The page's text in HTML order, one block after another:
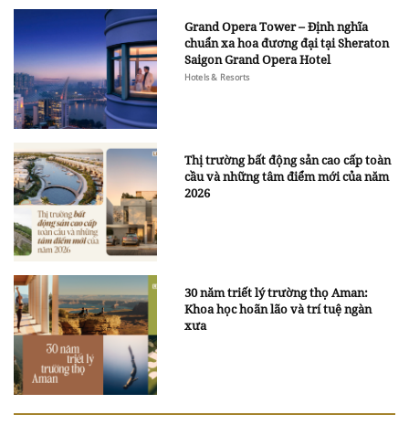
Grand Opera Tower – Định nghĩa
chuẩn xa hoa đương đại tại Sheraton
Saigon Grand Opera Hotel
Hotels & Resorts
Thị trường bất động sản cao cấp toàn
cầu và những tâm điểm mới của năm
2026
30 năm triết lý trường thọ Aman:
Khoa học hoãn lão và trí tuệ ngàn
xưa